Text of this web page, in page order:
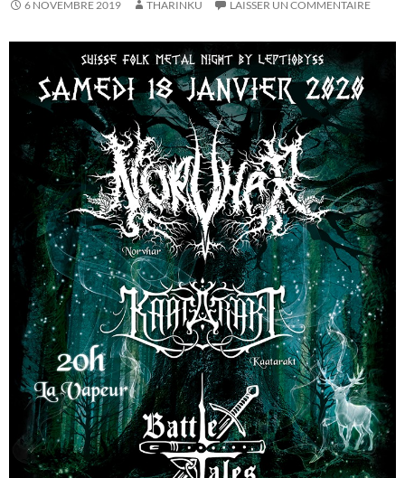
6 NOVEMBRE 2019 THARINKU LAISSER UN COMMENTAIRE